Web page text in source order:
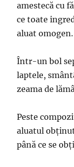
amestecă cu
ce toate
aluat omogen.
Într-un bol
laptele,
zeama de
Peste
aluatul
până ce se